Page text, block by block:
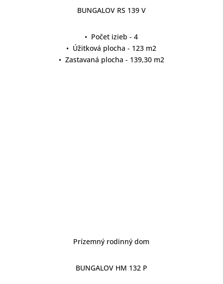
BUNGALOV RS 139 V
• Počet izieb - 4
• Úžitková plocha - 123 m2
• Zastavaná plocha - 139,30 m2
Prízemný rodinný dom
BUNGALOV HM 132 P